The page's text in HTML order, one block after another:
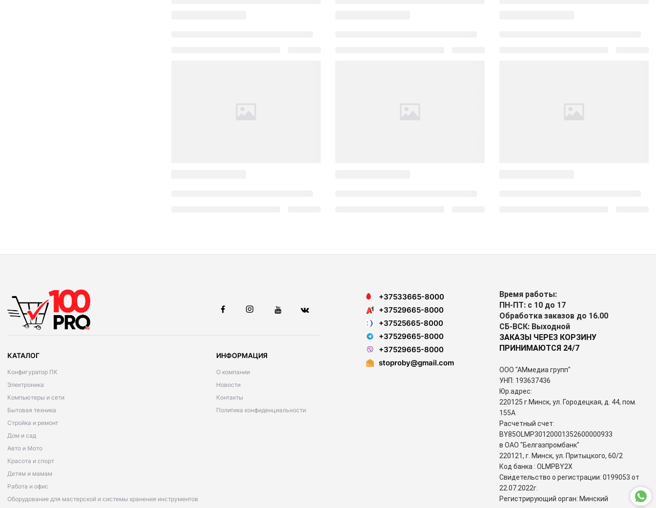
КАТАЛОГ
Конфигуратор ПК
Электроника
Компьютеры и сети
Бытовая техника
Стройка и ремонт
Дом и сад
Авто и Мото
Красота и спорт
Детям и мамам
Работа и офис
Оборудование для мастерской и системы хранения инструментов
ИНФОРМАЦИЯ
О компании
Новости
Контакты
Политика конфиденциальности
+37533665-8000
+37529665-8000
+37525665-8000
+37529665-8000
+37529665-8000
stoproby@gmail.com
Время работы:
ПН-ПТ: с 10 до 17
Обработка заказов до 16.00
СБ-ВСК: Выходной
ЗАКАЗЫ ЧЕРЕЗ КОРЗИНУ
ПРИНИМАЮТСЯ 24/7
ООО "АМмедиа групп"
УНП: 193637436
Юр.адрес:
220125 г.Минск, ул. Городецкая, д. 44, пом.
155А
Расчетный счет:
BY85OLMP30120001352600000933
в ОАО "Белгазпромбанк"
220121, г. Минск, ул. Притыцкого, 60/2
Код банка : OLMPBY2X
Свидетельство о регистрации: 0199053 от
22.07.2022г.
Регистрирующий орган: Минский